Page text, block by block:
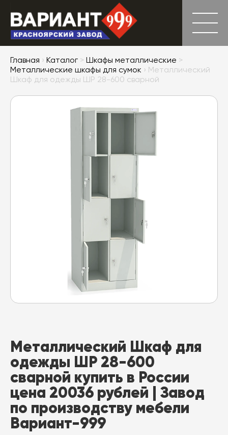
Главная › Каталог > Шкафы металлические >
Металлические шкафы для сумок › Металлический
Шкаф для одежды ШР 28-600 сварной
Металлический Шкаф для
одежды ШР 28-600
сварной купить в России
цена 20036 рублей | Завод
по производству мебели
Вариант-999